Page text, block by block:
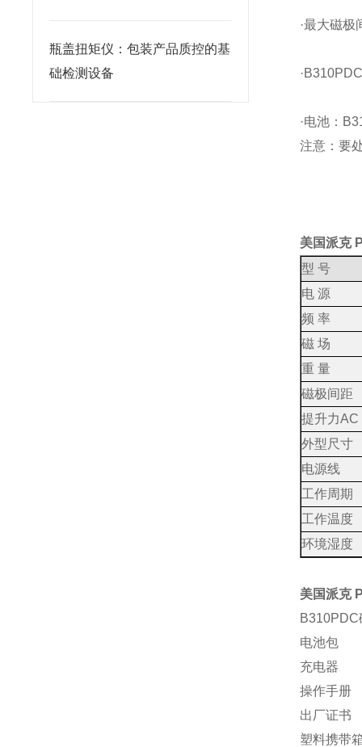
瓶盖扭矩仪：包装产品质控的基
础检测设备
·最大磁
·电池：
注意：要
美国派克
型 号
电 源
频 率
磁 场
重 量
磁极间距
提升力AC
外型尺寸
电源线
工作周期
工作温度
环境湿度
美国派克
B310PDC
电池包
充电器
操作手册
出厂证书
塑料携带